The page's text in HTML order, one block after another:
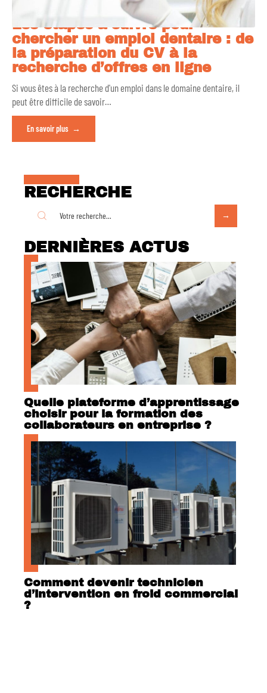
Les étapes à suivre pour
chercher un emploi dentaire : de
la préparation du CV à la
recherche d’offres en ligne
Si vous êtes à la recherche d'un emploi dans le domaine dentaire, il
peut être difficile de savoir…
En savoir plus
RECHERCHE
DERNIÈRES ACTUS
Quelle plateforme d’apprentissage
choisir pour la formation des
collaborateurs en entreprise ?
Comment devenir technicien
d’intervention en froid commercial
?